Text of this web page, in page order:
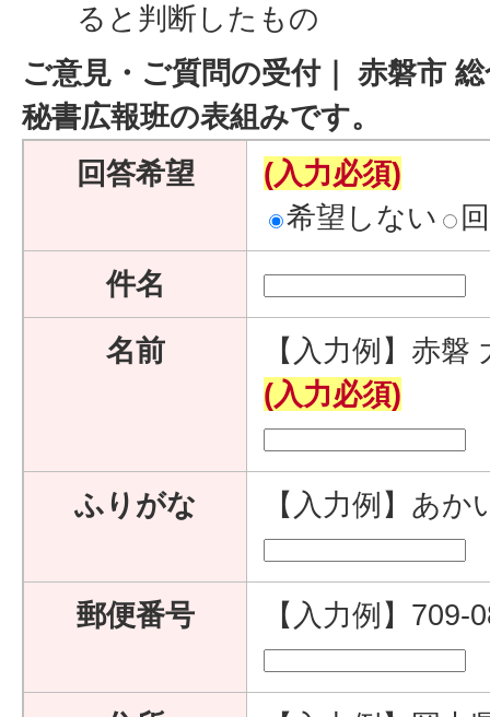
ると判断したもの
ご意見・ご質問の受付｜ 赤磐市
秘書広報班の表組みです。
回答希望
(入力必須)
希望しない
件名
名前
【入力例】赤磐
(入力必須)
ふりがな 【入力例】あ
郵便番号 【入力例】